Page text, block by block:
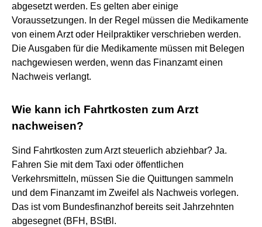
abgesetzt werden. Es gelten aber einige
Voraussetzungen. In der Regel müssen die Medikamente
von einem Arzt oder Heilpraktiker verschrieben werden.
Die Ausgaben für die Medikamente müssen mit Belegen
nachgewiesen werden, wenn das Finanzamt einen
Nachweis verlangt.
Wie kann ich Fahrtkosten zum Arzt
nachweisen?
Sind Fahrtkosten zum Arzt steuerlich abziehbar? Ja.
Fahren Sie mit dem Taxi oder öffentlichen
Verkehrsmitteln, müssen Sie die Quittungen sammeln
und dem Finanzamt im Zweifel als Nachweis vorlegen.
Das ist vom Bundesfinanzhof bereits seit Jahrzehnten
abgesegnet (BFH, BStBl.